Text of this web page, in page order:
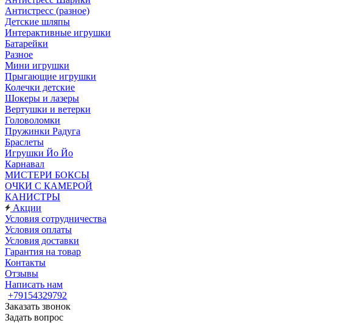
Антистресс (разное)
Детские шляпы
Интерактивные игрушки
Батарейки
Разное
Мини игрушки
Прыгающие игрушки
Колечки детские
Шокеры и лазеры
Вертушки и ветерки
Головоломки
Пружинки Радуга
Браслеты
Игрушки Йо Йо
Карнавал
МИСТЕРИ БОКСЫ
ОЧКИ С КАМЕРОЙ
КАНИСТРЫ
Акции
Условия сотрудничества
Условия оплаты
Условия доставки
Гарантия на товар
Контакты
Отзывы
Написать нам
+79154329792
Заказать звонок
Задать вопрос